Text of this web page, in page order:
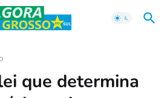
que determina